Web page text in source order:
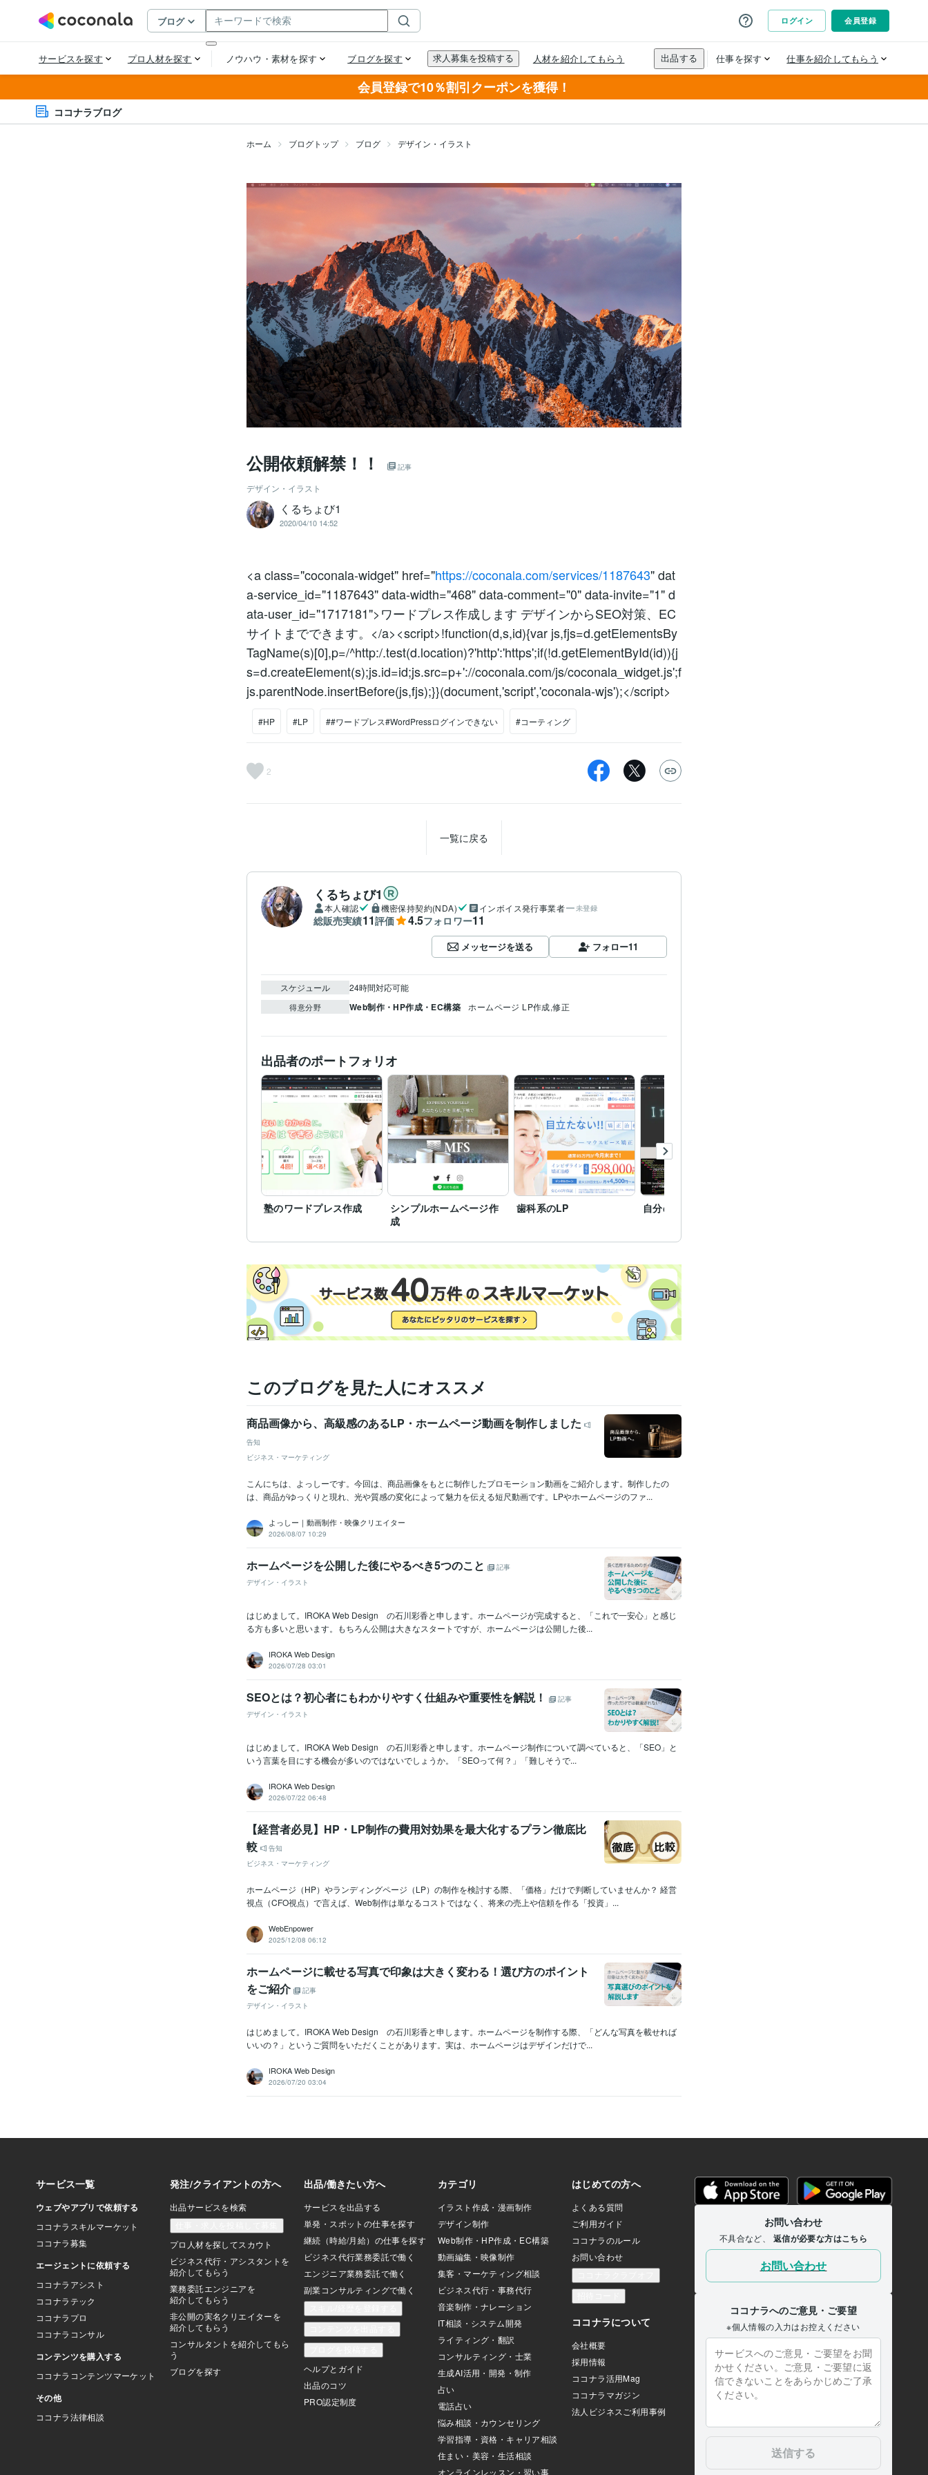
会員登録で10％割引クーポンを獲得！
ココナラブログ
ホーム ブログトップ ブログ デザイン・イラスト
公開依頼解禁！！ 記事
デザイン・イラスト
くるちょび1
2020/04/10 14:52
<a class="coconala-widget" href="https://coconala.com/services/1187643" dat
a-service_id="1187643" data-width="468" data-comment="0" data-invite="1" d
ata-user_id="1717181">ワードプレス作成します デザインからSEO対策、EC
サイトまでできます。</a><script>!function(d,s,id){var js,fjs=d.getElementsBy
TagName(s)[0],p=/^http:/.test(d.location)?'http':'https';if(!d.getElementById(id)){j
s=d.createElement(s);js.id=id;js.src=p+'://coconala.com/js/coconala_widget.js';f
js.parentNode.insertBefore(js,fjs);}}(document,'script','coconala-wjs');</script>
#HP #LP ##ワードプレス#WordPressログインできない #コーティング
2
一覧に戻る
くるちょび1
本人確認 機密保持契約(NDA) インボイス発行事業者 未登録
総販売実績11評価 4.5フォロワー11
メッセージを送る フォロー11
スケジュール 24時間対応可能
得意分野 Web制作・HP作成・EC構築 ホームページ LP作成,修正
出品者のポートフォリオ
塾のワードプレス作成
シンプルホームページ作
成
歯科系のLP 自分の紹介ページです！
このブログを見た人にオススメ
商品画像から、高級感のあるLP・ホームページ動画を制作しました
告知
ビジネス・マーケティング
こんにちは、よっしーです。今回は、商品画像をもとに制作したプロモーション動画をご紹介します。制作したの
は、商品がゆっくりと現れ、光や質感の変化によって魅力を伝える短尺動画です。LPやホームページのファ...
よっしー｜動画制作・映像クリエイター
2026/08/07 10:29
ホームページを公開した後にやるべき5つのこと
記事
デザイン・イラスト
はじめまして。IROKA Web Design の石川彩香と申します。ホームページが完成すると、「これで一安心」と感じ
る方も多いと思います。もちろん公開は大きなスタートですが、ホームページは公開した後...
IROKA Web Design
2026/07/28 03:01
SEOとは？初心者にもわかりやすく仕組みや重要性を解説！
記事
デザイン・イラスト
はじめまして。IROKA Web Design の石川彩香と申します。ホームページ制作について調べていると、「SEO」と
いう言葉を目にする機会が多いのではないでしょうか。「SEOって何？」「難しそうで...
IROKA Web Design
2026/07/22 06:48
【経営者必見】HP・LP制作の費用対効果を最大化するプラン徹底比
較
告知
ビジネス・マーケティング
ホームページ（HP）やランディングページ（LP）の制作を検討する際、「価格」だけで判断していませんか？ 経営
視点（CFO視点）で言えば、Web制作は単なるコストではなく、将来の売上や信頼を作る「投資」...
WebEnpower
2025/12/08 06:12
ホームページに載せる写真で印象は大きく変わる！選び方のポイント
をご紹介
記事
デザイン・イラスト
はじめまして。IROKA Web Design の石川彩香と申します。ホームページを制作する際、「どんな写真を載せれば
いいの？」というご質問をいただくことがあります。実は、ホームページはデザインだけで...
IROKA Web Design
2026/07/20 03:04